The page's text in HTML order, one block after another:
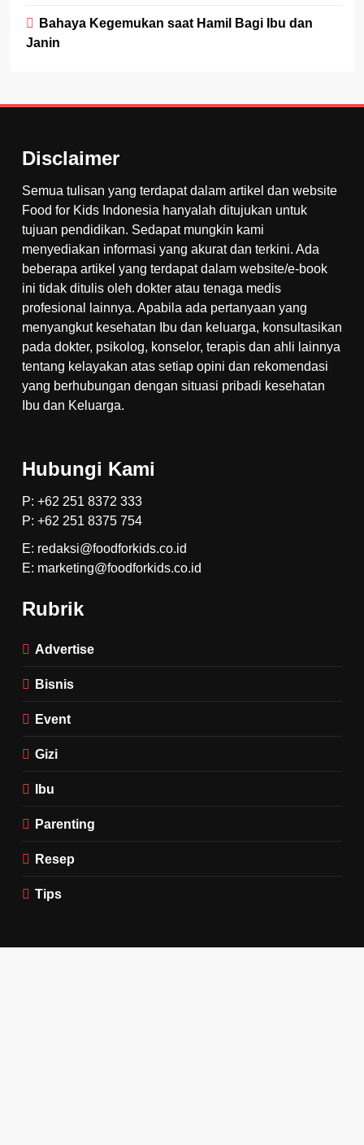
Bahaya Kegemukan saat Hamil Bagi Ibu dan
Janin
Disclaimer
Semua tulisan yang terdapat dalam artikel dan website
Food for Kids Indonesia hanyalah ditujukan untuk
tujuan pendidikan. Sedapat mungkin kami
menyediakan informasi yang akurat dan terkini. Ada
beberapa artikel yang terdapat dalam website/e-book
ini tidak ditulis oleh dokter atau tenaga medis
profesional lainnya. Apabila ada pertanyaan yang
menyangkut kesehatan Ibu dan keluarga, konsultasikan
pada dokter, psikolog, konselor, terapis dan ahli lainnya
tentang kelayakan atas setiap opini dan rekomendasi
yang berhubungan dengan situasi pribadi kesehatan
Ibu dan Keluarga.
Hubungi Kami
P: +62 251 8372 333
P: +62 251 8375 754
E: redaksi@foodforkids.co.id
E: marketing@foodforkids.co.id
Rubrik
Advertise
Bisnis
Event
Gizi
Ibu
Parenting
Resep
Tips